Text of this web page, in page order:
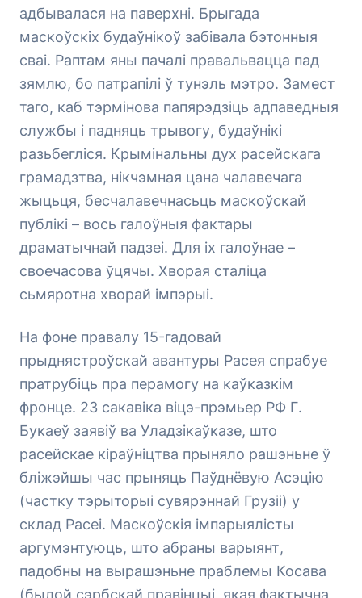
адбывалася на паверхні. Брыгада
маскоўскіх будаўнікоў забівала бэтонныя
сваі. Раптам яны пачалі правальвацца пад
зямлю, бо патрапілі ў тунэль мэтро. Замест
таго, каб тэрмінова папярэдзіць адпаведныя
службы і падняць трывогу, будаўнікі
разьбегліся. Крымінальны дух расейскага
грамадзтва, нікчэмная цана чалавечага
жыцьця, бесчалавечнасьць маскоўскай
публікі – вось галоўныя фактары
драматычнай падзеі. Для іх галоўнае –
своечасова ўцячы. Хворая сталіца
сьмяротна хворай імпэрыі.
На фоне правалу 15-гадовай
прыднястроўскай авантуры Расея спрабуе
пратрубіць пра перамогу на каўказкім
фронце. 23 сакавіка віцэ-прэмьер РФ Г.
Букаеў заявіў ва Уладзікаўказе, што
расейскае кіраўніцтва прыняло рашэньне ў
бліжэйшы час прыняць Паўднёвую Асэцію
(частку тэрыторыі сувярэннай Грузіі) у
склад Расеі. Маскоўскія імпэрыялісты
аргумэнтуюць, што абраны варыянт,
падобны на вырашэньне праблемы Косава
(былой сэрбскай правінцыі, якая фактычна